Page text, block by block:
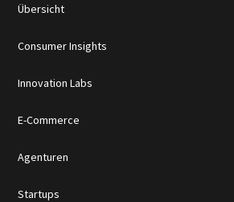
Übersicht
Consumer Insights
Innovation Labs
E-Commerce
Agenturen
Startups